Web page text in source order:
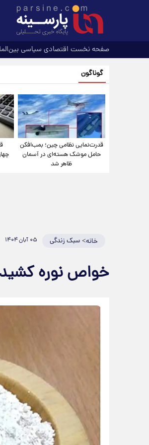
صفحه نخست اقتصادی سیاسی
گوناگون
قدرت‌نمایی نظامی چین؛ بمب‌افکن
حامل موشک هسته‌ای در آسمان
ظاهر شد
خانه>سبک زندگی ۰۵ آبان ۱۴۰۴
خواص نوره